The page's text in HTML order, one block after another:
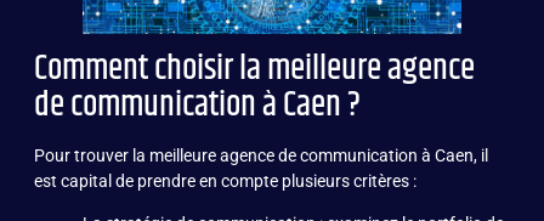
Comment choisir la meilleure agence
de communication à Caen ?
Pour trouver la meilleure agence de communication à Caen, il
est capital de prendre en compte plusieurs critères :